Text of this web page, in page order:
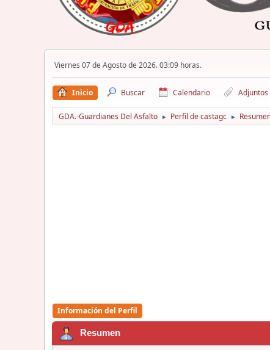
Viernes 07 de Agosto de 2026. 03:09 horas.
Inicio Buscar Calendario Adjuntos
GDA.-Guardianes Del Asfalto ► Perfil de castagc ►
Información del Perfil
Resumen